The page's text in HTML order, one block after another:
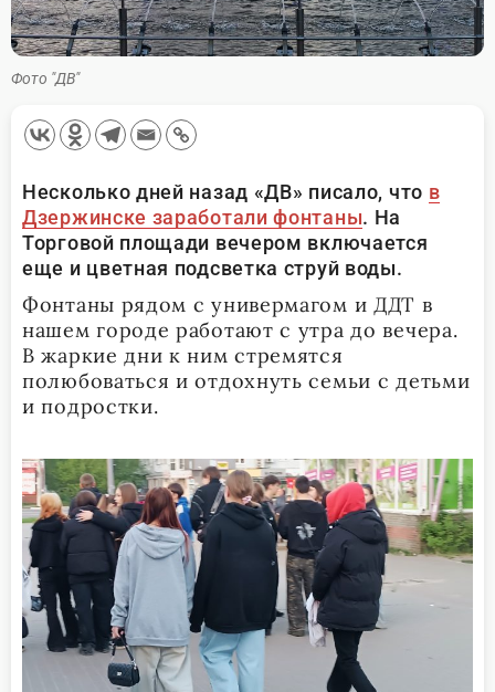
Фото "ДВ"
Несколько дней назад «ДВ» писало, что в
Дзержинске заработали фонтаны. На
Торговой площади вечером включается
еще и цветная подсветка струй воды.
Фонтаны рядом с универмагом и ДДТ в
нашем городе работают с утра до вечера.
В жаркие дни к ним стремятся
полюбоваться и отдохнуть семьи с детьми
и подростки.